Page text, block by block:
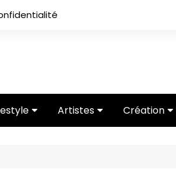
Artistes Création